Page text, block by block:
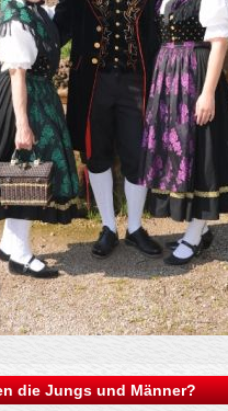
die Jungs und Männer?